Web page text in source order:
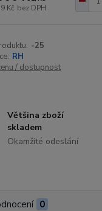
Kč bez DPH
-25
RH
/ dostupnost
Většina zboží
skladem
Okamžité odeslání
0